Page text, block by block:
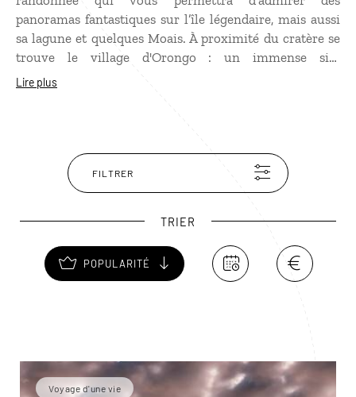
panoramas fantastiques sur l’île légendaire, mais aussi
sa lagune et quelques Moais. À proximité du cratère se
trouve le village d'Orongo : un immense site
archéologique où avaient lieu de nombreux rituels
Tangata, ou encore le site de Tahai et ses Moais
multiformes.
Lire plus
FILTRER
TRIER
POPULARITÉ
Voyage d'une vie